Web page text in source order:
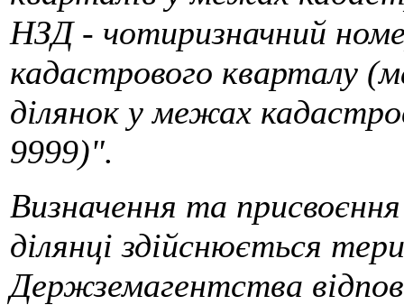
НЗД - чотиризначний
кадастрового кварталу
ділянок у межах
9999)".
Визначення та
ділянці здійснюється
Держземагентства